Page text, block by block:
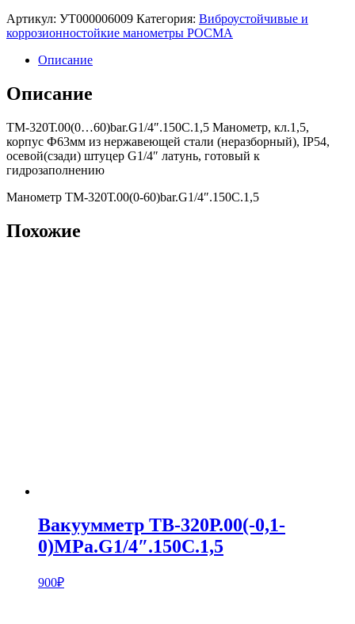
Артикул: УТ000006009 Категория: Виброустойчивые и
коррозионностойкие манометры РОСМА
Описание
Описание
ТМ-320Т.00(0…60)bar.G1/4″.150С.1,5 Манометр, кл.1,5,
корпус Ф63мм из нержавеющей стали (неразборный), IP54,
осевой(сзади) штуцер G1/4″ латунь, готовый к
гидрозаполнению
Манометр ТМ-320Т.00(0-60)bar.G1/4″.150С.1,5
Похожие
Вакуумметр ТВ-320Р.00(-0,1-
0)MPa.G1/4″.150С.1,5
900₽